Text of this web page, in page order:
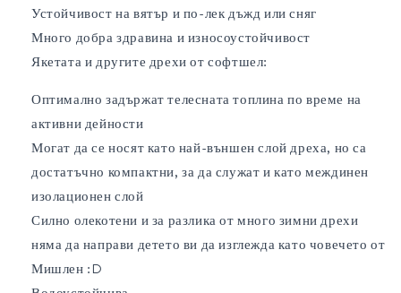
Устойчивост на вятър и по-лек дъжд или сняг
Много добра здравина и износоустойчивост
Якетата и другите дрехи от софтшел:
Оптимално задържат телесната топлина по време на
активни дейности
Могат да се носят като най-външен слой дреха, но са
достатъчно компактни, за да служат и като междинен
изолационен слой
Силно олекотени и за разлика от много зимни дрехи
няма да направи детето ви да изглежда като човечето от
Мишлен :D